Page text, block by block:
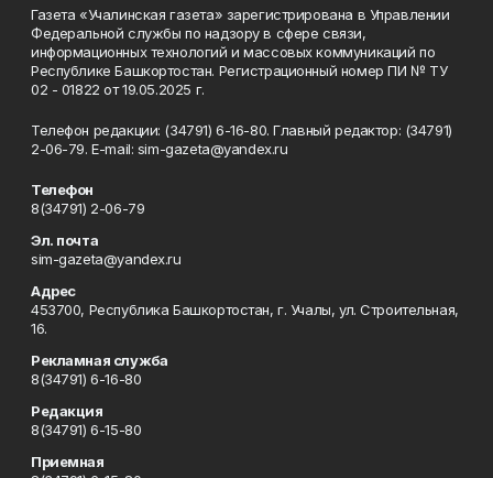
Газета «Учалинская газета» зарегистрирована в Управлении
Федеральной службы по надзору в сфере связи,
информационных технологий и массовых коммуникаций по
Республике Башкортостан. Регистрационный номер ПИ № ТУ
02 - 01822 от 19.05.2025 г.
Телефон редакции: (34791) 6-16-80. Главный редактор: (34791)
2-06-79. Е-mаil: sim-gazeta@yandex.ru
Телефон
8(34791) 2-06-79
Эл. почта
sim-gazeta@yandex.ru
Адрес
453700, Республика Башкортостан, г. Учалы, ул. Строительная,
16.
Рекламная служба
8(34791) 6-16-80
Редакция
8(34791) 6-15-80
Приемная